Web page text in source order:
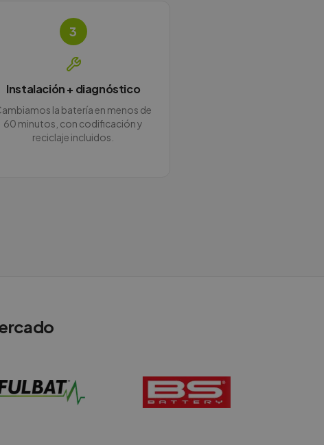
3
Instalación + diagnóstico
la batería en menos de
60 minutos, con codificación y
reciclaje incluidos.